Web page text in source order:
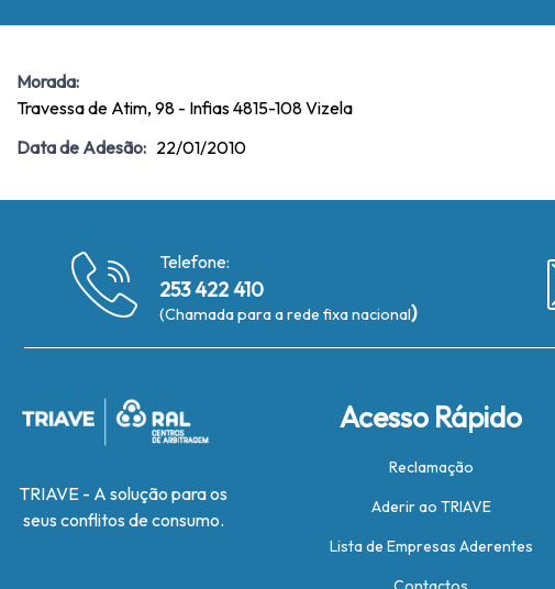
Morada:
Travessa de Atim, 98 - Infias 4815-108 Vizela
Data de Adesão: 22/01/2010
Telefone:
253 422 410
(Chamada para a rede fixa nacional)
TRIAVE - A solução para os
seus conflitos de consumo.
Acesso Rápido
Reclamação
Aderir ao TRIAVE
Lista de Empresas Aderentes